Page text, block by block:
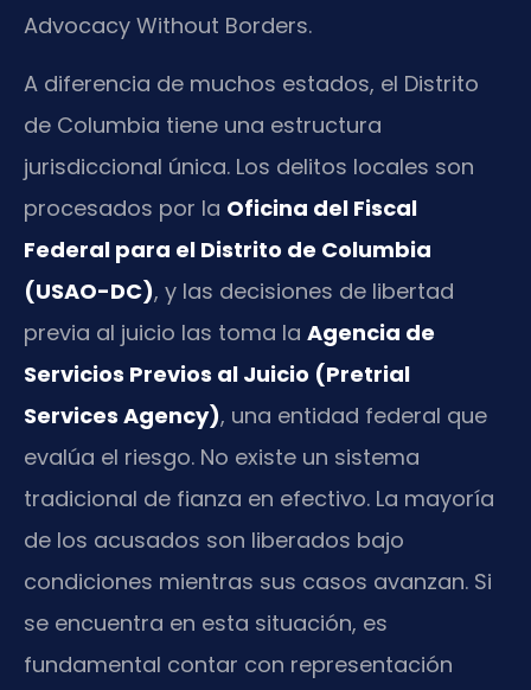
Advocacy Without Borders.
A diferencia de muchos estados, el Distrito
de Columbia tiene una estructura
jurisdiccional única. Los delitos locales son
procesados por la Oficina del Fiscal
Federal para el Distrito de Columbia
(USAO-DC), y las decisiones de libertad
previa al juicio las toma la Agencia de
Servicios Previos al Juicio (Pretrial
Services Agency), una entidad federal que
evalúa el riesgo. No existe un sistema
tradicional de fianza en efectivo. La mayoría
de los acusados son liberados bajo
condiciones mientras sus casos avanzan. Si
se encuentra en esta situación, es
fundamental contar con representación